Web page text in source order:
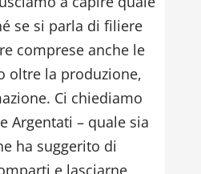
se si parla di filiere
comprese anche le
oltre la produzione,
Ci chiediamo
Argentati – quale sia
ha suggerito di
e lasciarne